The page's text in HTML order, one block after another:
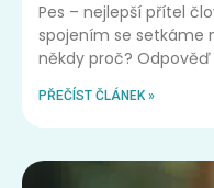
Pes – nejlepší přítel
spojením se setkáme
někdy proč? Odpověď
PŘEČÍST ČLÁNEK »